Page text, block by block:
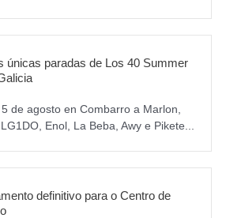
únicas paradas de Los 40 Summer
de agosto en Combarro a Marlon,
Enol, La Beba, Awy e Pikete...
definitivo para o Centro de